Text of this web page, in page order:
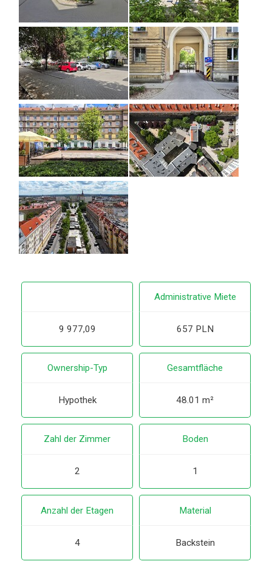
9 977,09
Administrative Miete
657 PLN
Ownership-Typ
Hypothek
Gesamtfläche
48.01 m²
Zahl der Zimmer
2
Boden
1
Anzahl der Etagen
4
Material
Backstein